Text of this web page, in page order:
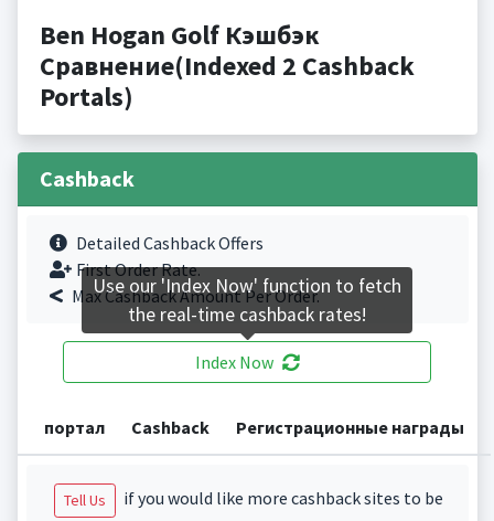
Ben Hogan Golf Кэшбэк
Сравнение(Indexed 2 Cashback
Portals)
Cashback
Detailed Cashback Offers
First Order Rate.
Max Cashback Amount Per Order.
Index Now
портал Cashback Регистрационные награды
Tell Us
if you would like more cashback sites to be
Use our 'Index Now' function to fetch
the real-time cashback rates!